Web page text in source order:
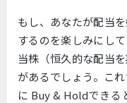
もし、あなたが配当
するのを楽しみにし
当株（恒久的な配当
があるでしょう。こ
に Buy & Holdできる